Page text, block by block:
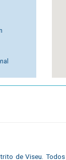
de Viseu.